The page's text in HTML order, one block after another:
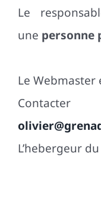
Le
une personne
Le Webmaster
L’hebergeur